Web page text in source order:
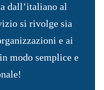
dall’italiano al
si rivolge sia
e ai
in modo semplice e